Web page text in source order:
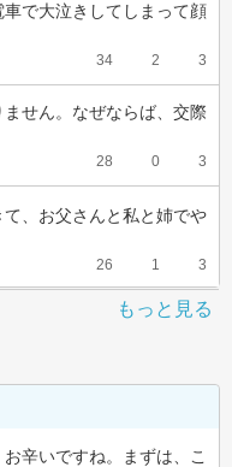
で大泣きしてしまって顔
34 2 3
せん。なぜならば、交際
28 0 3
、お父さんと私と姉でや
26 1 3
もっと見る
辛いですね。まずは、こ